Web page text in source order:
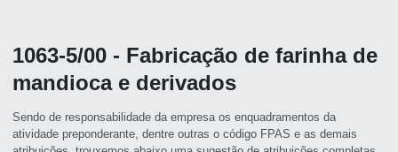
1063-5/00 - Fabricação de farinha de
mandioca e derivados
Sendo de responsabilidade da empresa os enquadramentos da
atividade preponderante, dentre outras o código FPAS e as demais